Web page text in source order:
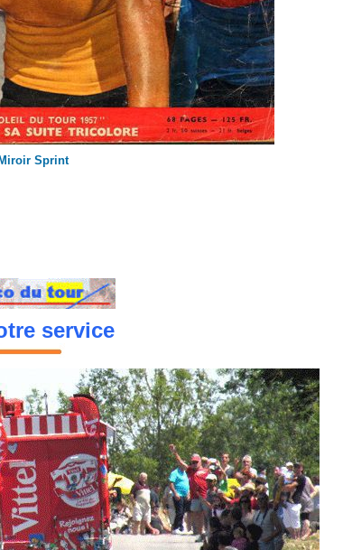
Sprint
service